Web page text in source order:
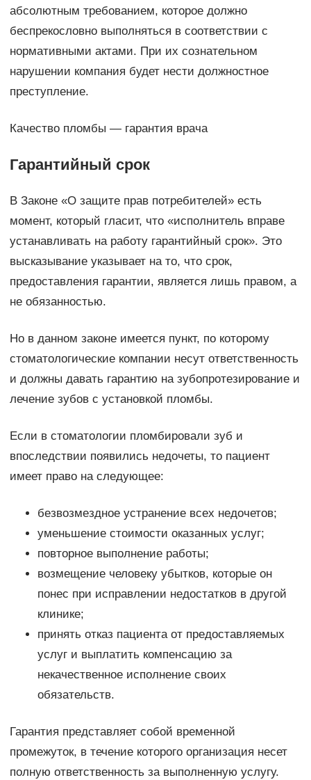
абсолютным требованием, которое должно
беспрекословно выполняться в соответствии с
нормативными актами. При их сознательном
нарушении компания будет нести должностное
преступление.
Качество пломбы — гарантия врача
Гарантийный срок
В Законе «О защите прав потребителей» есть
момент, который гласит, что «исполнитель вправе
устанавливать на работу гарантийный срок». Это
высказывание указывает на то, что срок,
предоставления гарантии, является лишь правом, а
не обязанностью.
Но в данном законе имеется пункт, по которому
стоматологические компании несут ответственность
и должны давать гарантию на зубопротезирование и
лечение зубов с установкой пломбы.
Если в стоматологии пломбировали зуб и
впоследствии появились недочеты, то пациент
имеет право на следующее:
безвозмездное устранение всех недочетов;
уменьшение стоимости оказанных услуг;
повторное выполнение работы;
возмещение человеку убытков, которые он
понес при исправлении недостатков в другой
клинике;
принять отказ пациента от предоставляемых
услуг и выплатить компенсацию за
некачественное исполнение своих
обязательств.
Гарантия представляет собой временной
промежуток, в течение которого организация несет
полную ответственность за выполненную услугу.